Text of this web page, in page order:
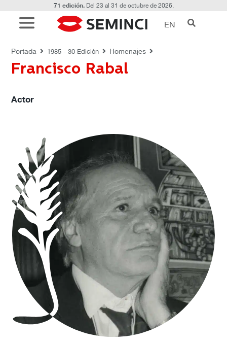
71 edición.Del 23 al 31 de octubre de 2026.
EN
Portada 1985 - 30 Edición Homenajes
Francisco Rabal
Actor
HOMENAJES